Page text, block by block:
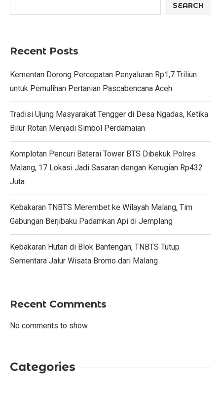
SEARCH
Recent Posts
Kementan Dorong Percepatan Penyaluran Rp1,7 Triliun
untuk Pemulihan Pertanian Pascabencana Aceh
Tradisi Ujung Masyarakat Tengger di Desa Ngadas, Ketika
Bilur Rotan Menjadi Simbol Perdamaian
Komplotan Pencuri Baterai Tower BTS Dibekuk Polres
Malang, 17 Lokasi Jadi Sasaran dengan Kerugian Rp432
Juta
Kebakaran TNBTS Merembet ke Wilayah Malang, Tim
Gabungan Berjibaku Padamkan Api di Jemplang
Kebakaran Hutan di Blok Bantengan, TNBTS Tutup
Sementara Jalur Wisata Bromo dari Malang
Recent Comments
No comments to show.
Categories